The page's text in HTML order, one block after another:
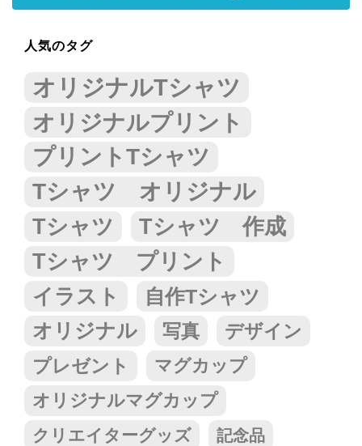
人気のタグ
オリジナルTシャツ
オリジナルプリント
プリントTシャツ
Tシャツ オリジナル
Tシャツ
Tシャツ 作成
Tシャツ プリント
イラスト 自作Tシャツ
オリジナル 写真
デザイン
プレゼント
マグカップ
オリジナルマグカップ
クリエイターグッズ
記念品